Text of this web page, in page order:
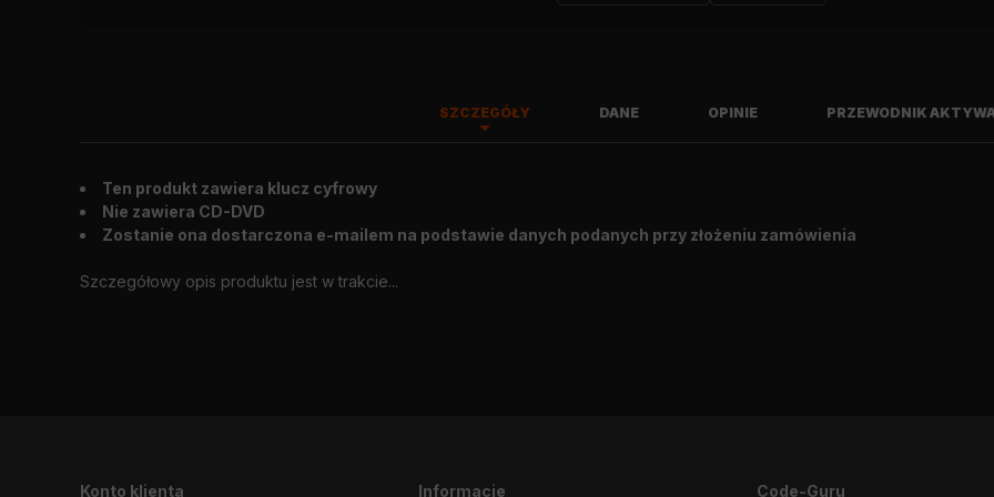
SZCZEGÓŁY DANE OPINIE PRZEWODNIK
Ten produkt zawiera klucz cyfrowy
Nie zawiera CD-DVD
Zostanie ona dostarczona e-mailem na podstawie danych podanych przy złożeniu zamówienia
Szczegółowy opis produktu jest w trakcie...
Wygląd zewnętrzny: 2018. 02. 23.
Konto klienta Informacje Code-Guru